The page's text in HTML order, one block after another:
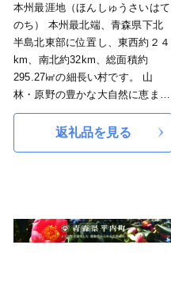
活も夢ではありません。 太平洋
側に位置するため、 気候も思っ
たより温暖で内陸 に比べて雪の
量も比較的少なく、 過ごしやす
い町です。
〇光と風を感じるまち 階上町
青森県の最東端、 階上町は雄大
な太平洋と階上岳に囲まれた階上
町。
豊かな自然が育む海の幸、 山の
幸はどれも絶品。 少し足を伸ば
本州最涯地（ほんしゅうさいはて
のち） 本州最北端、青森県下北
半島北東部に位置し、東西約２４
km、南北約32km、総面積約
295.27㎢の細長い村です。 山
林・原野の豊かな大自然に恵ま
れ、北東端には寒立馬で有名な尻
屋崎がある風光明媚な土地です。
夏でも冷涼。 そのため、蕎麦や
返礼品を見る